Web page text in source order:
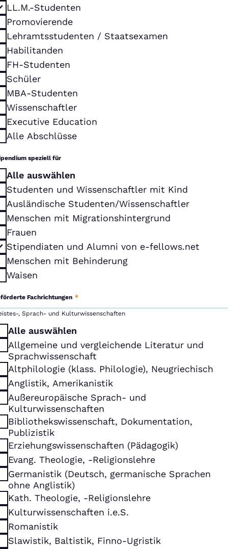
LL.M.-Studenten
Promovierende
Lehramtsstudenten / Staatsexamen
Habilitanden
FH-Studenten
Schüler
MBA-Studenten
Wissenschaftler
Executive Education
Alle Abschlüsse
speziell für
Alle auswählen
Studenten und Wissenschaftler mit Kind
Ausländische Studenten/Wissenschaftler
Menschen mit Migrationshintergrund
Frauen
Stipendiaten und Alumni von e-fellows.net
Menschen mit Behinderung
Waisen
Fachrichtungen *
, Sprach- und Kulturwissenschaften
Alle auswählen
Allgemeine und vergleichende Literatur und
Sprachwissenschaft
Altphilologie (klass. Philologie), Neugriechisch
Anglistik, Amerikanistik
Außereuropäische Sprach- und
Kulturwissenschaften
Bibliothekswissenschaft, Dokumentation,
Publizistik
Erziehungswissenschaften (Pädagogik)
Evang. Theologie, -Religionslehre
Germanistik (Deutsch, germanische Sprachen
ohne Anglistik)
Kath. Theologie, -Religionslehre
Kulturwissenschaften i.e.S.
Romanistik
Slawistik, Baltistik, Finno-Ugristik